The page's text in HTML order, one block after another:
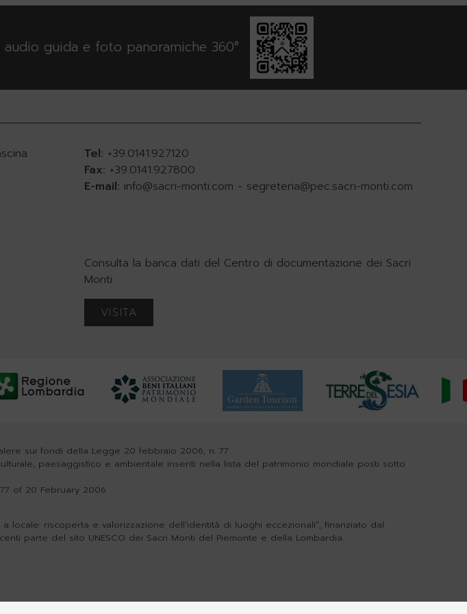
guida e foto panoramiche 360°
Tel: +39.0141.927120
Fax: +39.0141.927800
E-mail: info@sacri-monti.com - segreteria@pec.sacri-monti.com
Consulta la banca dati del Centro di documentazione dei Sacri
Monti
VISITA
sui fondi della Legge 20 febbraio 2006, n. 77
paesaggistico e ambientale inseriti nella lista del patrimonio mondiale posti sotto
of 20 February 2006
locale: riscoperta e valorizzazione dell’identità di luoghi eccezionali”, finanziato dal
parte del sito UNESCO dei Sacri Monti del Piemonte e della Lombardia.